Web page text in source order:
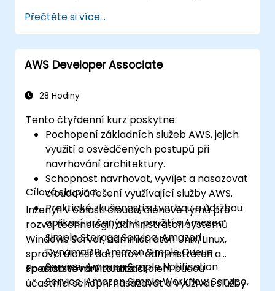
certifikační zkoušku.
Přečtěte si více...
AWS Developer Associate
28 Hodiny
Tento čtyřdenní kurz poskytne:
Pochopení základních služeb AWS, jejich
využití a osvědčených postupů při
navrhování architektury.
Schopnost navrhovat, vyvíjet a nasazovat
cloudová řešení využívající služby AWS.
Praktické zkušenosti s tvorbou a údržbou
aplikací určených k použití s Amazon
Simple Storage Service, Amazon
DynamoDB, Amazon Simple Queue
Service, Amazon Simple Notification
Service, Amazon Simple Workflow Service,
Cílová skupina:
Inženýři v oblasti cloudu, členové týmů pro
rozvoj technologií, administrátoři systémů
Windows Server, administrátoři Unix/Linux,
správci úložišť dat, síťoví administrátoři a
specialisté na virtualizaci.
Po absolvování tohoto školení budou
účastníci schopni nasazovat a využívat služby